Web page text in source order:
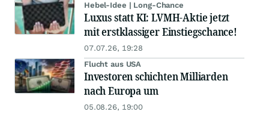
Hebel-Idee | Long-Chance
Luxus statt KI: LVMH-Aktie jetzt
mit erstklassiger Einstiegschance!
07.07.26, 19:28
Flucht aus USA
Investoren schichten Milliarden
nach Europa um
05.08.26, 19:00